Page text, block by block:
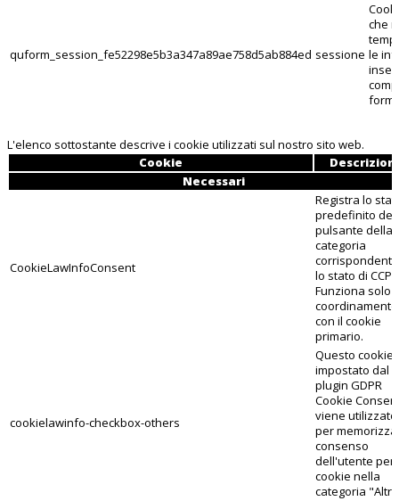
quform_session_fe52298e5b3a347a89ae758d5ab884ed sessione
che
le
form
L'elenco sottostante descrive i cookie utilizzati sul nostro sito web.
Cookie
Necessari
CookieLawInfoConsent
Registra lo
predefinito del
pulsante della
categoria
lo stato di
Funziona solo
coordinamento
con il cookie
primario.
cookielawinfo-checkbox-others
Questo cookie,
impostato dal
plugin GDPR
Cookie
viene utilizzato
per
consenso
dell'utente per i
cookie nella
categoria